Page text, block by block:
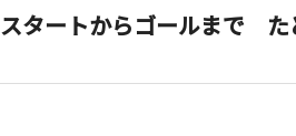
スタートからゴールまで た